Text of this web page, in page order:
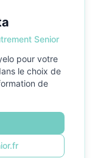
Senior
pour votre
le choix de
de